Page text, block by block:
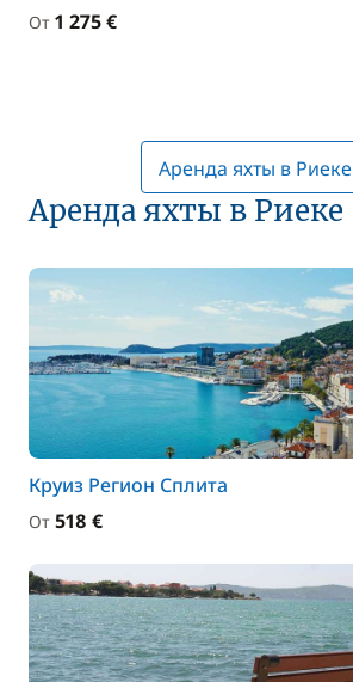
От 1 275 €
Аренда яхты в Риеке
Аренда яхты в Риеке
Круиз Регион Сплита
От 518 €